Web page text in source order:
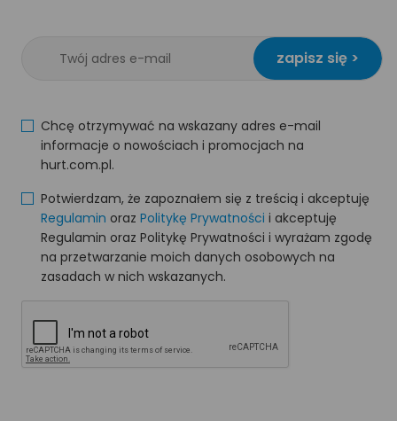
zapisz się >
Chcę otrzymywać na wskazany adres e-mail
informacje o nowościach i promocjach na
hurt.com.pl.
Potwierdzam, że zapoznałem się z treścią i akceptuję
Regulamin oraz Politykę Prywatności i akceptuję
Regulamin oraz Politykę Prywatności i wyrażam zgodę
na przetwarzanie moich danych osobowych na
zasadach w nich wskazanych.